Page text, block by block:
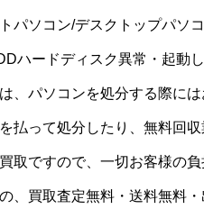
パソコン/デスクトップパソ
ハードディスク異常・起動
、パソコンを処分する際に
払って処分したり、無料回
取ですので、一切お客様の
、買取査定無料・送料無料